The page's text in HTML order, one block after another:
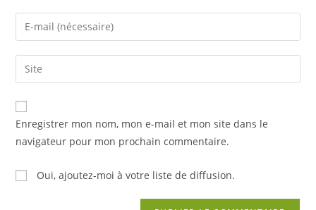
Enregistrer mon nom, mon e-mail et mon site dans le
navigateur pour mon prochain commentaire.
Oui, ajoutez-moi à votre liste de diffusion.